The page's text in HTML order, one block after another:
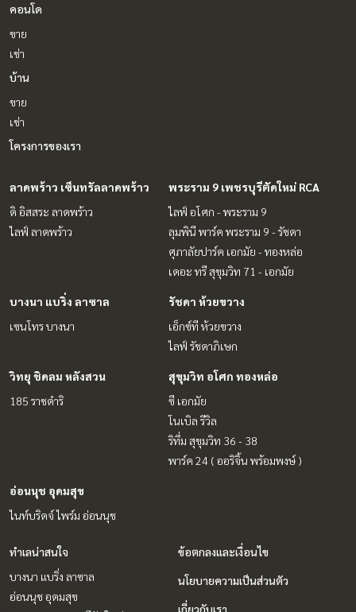
คอนโด
ขาย
เช่า
บ้าน
ขาย
เช่า
โครงการของเรา
ลาดพร้าว เซ็นทรัลลาดพร้าว
ดิ อิสสระ ลาดพร้าว
ไลฟ์ ลาดพร้าว
พระราม 9 เพชรบุรีตัดใหม่ RCA
ไลฟ์ อโศก - พระราม 9
ลุมพินี พาร์ค พระราม 9 - รัชดา
ศุภาลัยปาร์ค เอกมัย - ทองหล่อ
เดอะ ทรี สุขุมวิท 71 - เอกมัย
บางนา แบริ่ง ลาซาล
เซนโทร บางนา
รัชดา ห้วยขวาง
เอ็กซ์ที ห้วยขวาง
ไลฟ์ รัชดาภิเษก
วิทยุ ชิดลม หลังสวน
185 ราชดำริ
สุขุมวิท อโศก ทองหล่อ
ซี เอกมัย
โนเบิล รีวิล
ริทึ่ม สุขุมวิท 36 - 38
พาร์ค 24 ( ออริจิ้น พร้อมพงษ์ )
อ่อนนุช อุดมสุข
ไนท์บริดจ์ ไพร์ม อ่อนนุช
ทำเลน่าสนใจ
บางนา แบริ่ง ลาซาล
อ่อนนุช อุดมสุข
ข้อตกลงและเงื่อนไข
นโยบายความเป็นส่วนตัว
เกี่ยวกับเรา